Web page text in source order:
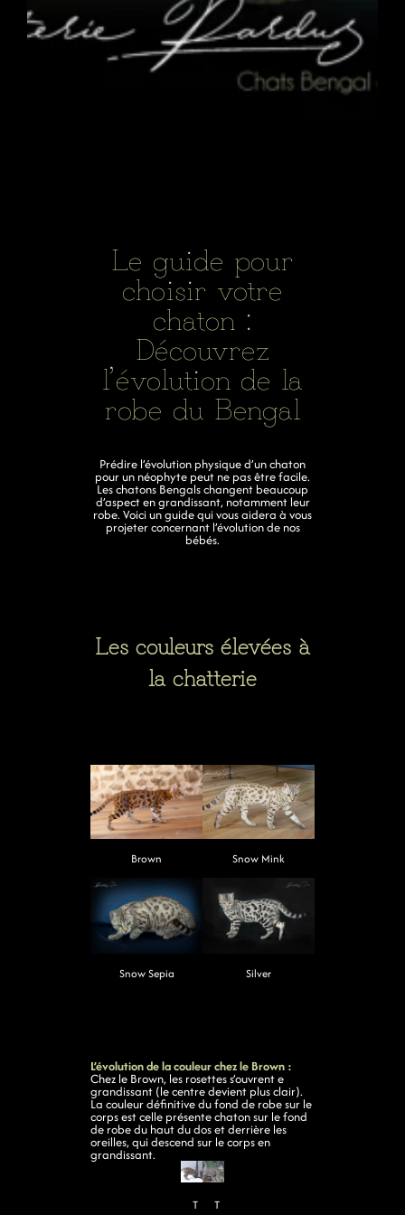
Le guide pour
choisir votre
chaton :
Découvrez
l’évolution de la
robe du Bengal
Prédire l’évolution physique d’un chaton
pour un néophyte peut ne pas être facile.
Les chatons Bengals changent beaucoup
d’aspect en grandissant, notamment leur
robe. Voici un guide qui vous aidera à vous
projeter concernant l’évolution de nos
bébés.
Les couleurs élevées à
la chatterie
Brown Snow Mink
Snow Sepia Silver
L’évolution de la couleur chez le Brown :
Chez le Brown, les rosettes s’ouvrent e
grandissant (le centre devient plus clair).
La couleur définitive du fond de robe sur le
corps est celle présente chaton sur le fond
de robe du haut du dos et derrière les
oreilles, qui descend sur le corps en
grandissant.
T
T